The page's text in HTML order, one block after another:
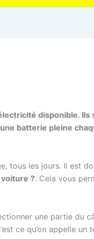
disponible. Ils
batterie pleine
tous les jours. Il est
?. Cela vous
une partie du
ce qu’on appelle un